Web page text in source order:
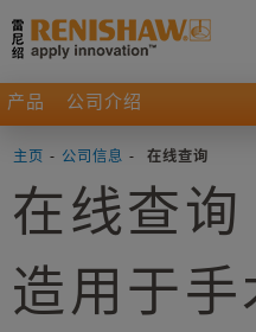
产品 公司介绍
主页 - 公司信息 - 在线查询
在线查
造用于